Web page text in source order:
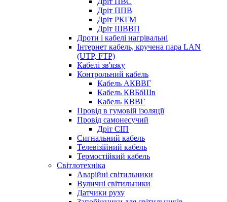
Дріт ППВ
Дріт РКГМ
Дріт ШВВП
Дроти і кабелі нагрівальні
Інтернет кабель, кручена пара LAN
(UTP, FTP)
Кабелі зв'язку
Контрольний кабель
Кабель АКВВГ
Кабель КВБбШв
Кабель КВВГ
Провід в гумовій ізоляції
Провід самонесучий
Дріт СІП
Сигнальний кабель
Телевізійний кабель
Термостійкий кабель
Світлотехніка
Аварійні світильники
Вуличні світильники
Датчики руху